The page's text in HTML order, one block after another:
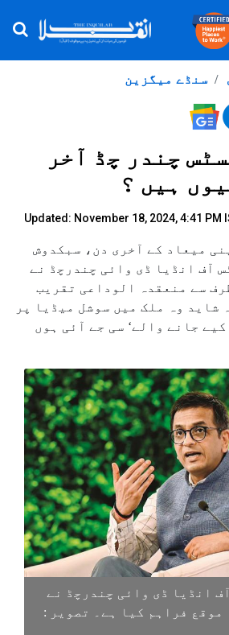
سنڈے میگزین
چندر چڈ آخر
ہیں ؟
Updated: November 18, 2024, 4:41 PM
میعاد کے آخری دن، سبکدوش
آف انڈیا ڈی وائی چندرچڈ نے
سے منعقدہ الوداعی تقریب
شاید وہ ملک میں سوشل میڈیا پر
جانے والے‘ سی جے آئی ہوں
انڈیا ڈی وائی چندرچڈ نے
موقع فراہم کیا ہے۔ تصویر :